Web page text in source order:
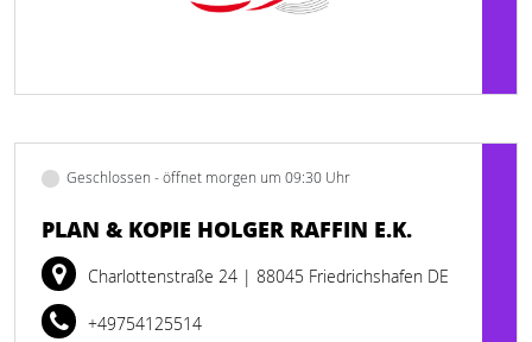
Geschlossen - öffnet morgen um 09:30 Uhr
PLAN & KOPIE HOLGER RAFFIN E.K.
Charlottenstraße 24 | 88045 Friedrichshafen DE
+49754125514